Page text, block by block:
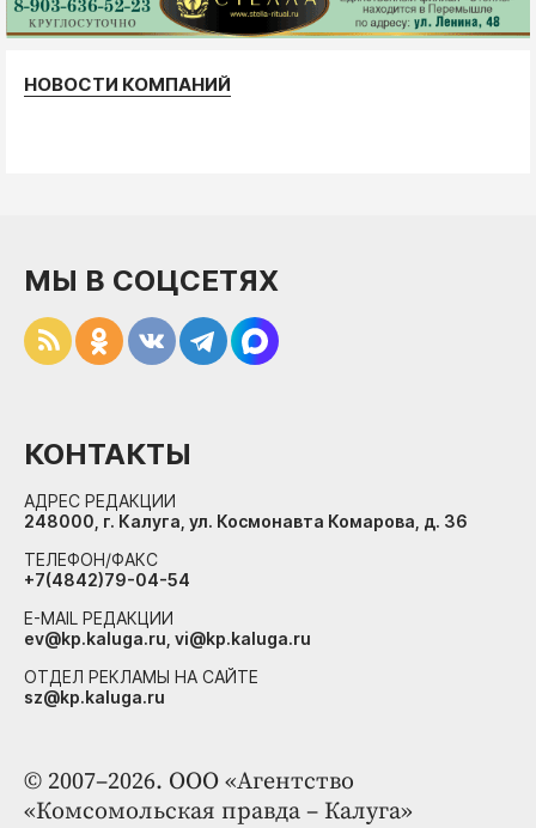
НОВОСТИ КОМПАНИЙ
© 2007–2026. ООО «Агентство
«Комсомольская правда – Калуга»
МЫ В СОЦСЕТЯХ
КОНТАКТЫ
АДРЕС РЕДАКЦИИ
248000, г. Калуга, ул. Космонавта Комарова, д. 36
ТЕЛЕФОН/ФАКС
+7(4842)79-04-54
E-MAIL РЕДАКЦИИ
ev@kp.kaluga.ru, vi@kp.kaluga.ru
ОТДЕЛ РЕКЛАМЫ НА САЙТЕ
sz@kp.kaluga.ru